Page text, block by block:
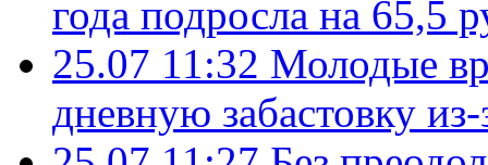
года подросла на 65,5
25.07 11:32 Молодые
дневную забастовку